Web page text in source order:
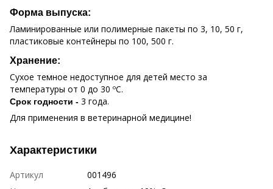
Форма выпуска:
Ламинированные или полимерные пакеты по 3, 10, 50 г,
пластиковые контейнеры по 100, 500 г.
Хранение:
Сухое темное недоступное для детей место за
температуры от 0 до 30 ºС.
Срок годности - 3 года.
Для применения в ветеринарной медицине!
Характеристики
Артикул
001496